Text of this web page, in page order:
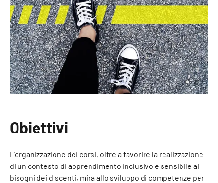
Obiettivi
L’organizzazione dei corsi, oltre a favorire la realizzazione
di un contesto di apprendimento inclusivo e sensibile ai
bisogni dei discenti, mira allo sviluppo di competenze per